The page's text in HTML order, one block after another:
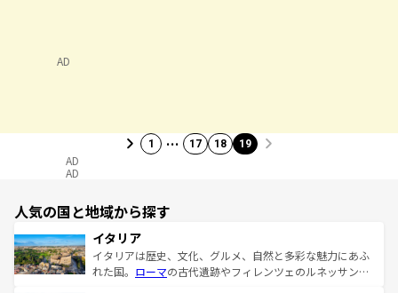
AD
1 … 17 18 19
AD
AD
人気の国と地域から探す
イタリア
イタリアは歴史、文化、グルメ、自然と多彩な魅力にあふ
れた国。 ローマの古代遺跡やフィレンツェのルネッサンス